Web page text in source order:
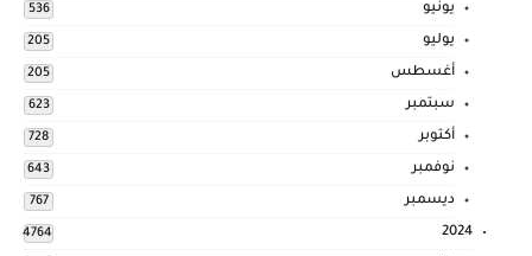
يونيو 536
يوليو 205
أغسطس 205
سبتمبر 623
أكتوبر 728
نوفمبر 643
ديسمبر 767
2024
4764